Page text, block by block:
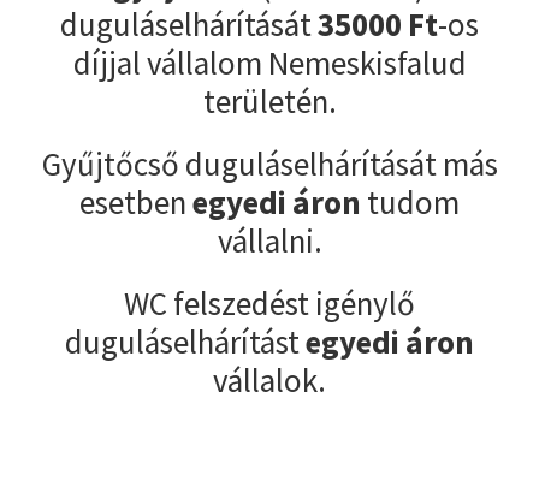
duguláselhárítását35000 Ft-os
díjjal vállalom Nemeskisfalud
területén.
Gyűjtőcső duguláselhárítását más
esetbenegyedi áron tudom
vállalni.
WC felszedést igénylő
duguláselhárítástegyedi áron
vállalok.